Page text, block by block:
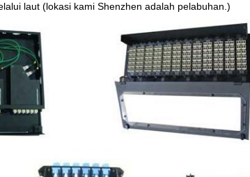
laut (lokasi kami Shenzhen adalah pelabuhan.)